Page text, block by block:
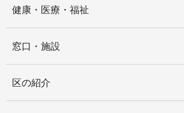
健康・医療・福祉
窓口・施設
区の紹介